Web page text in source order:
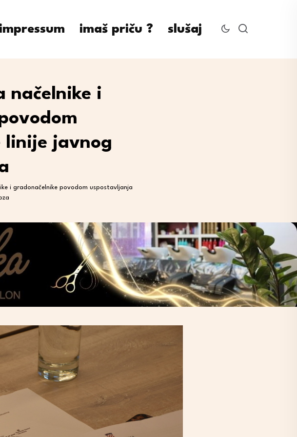
impressum imaš priču ? slušaj
načelnike i
linije javnog
i gradonačelnike povodom uspostavljanja